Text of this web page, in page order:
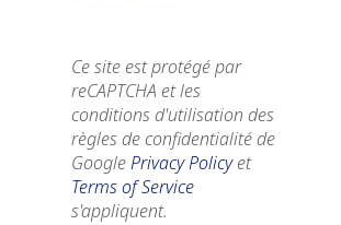
Ce site est protégé par
reCAPTCHA et les
conditions d'utilisation des
règles de confidentialité de
GooglePrivacy Policyet
Terms of Service
s'appliquent.